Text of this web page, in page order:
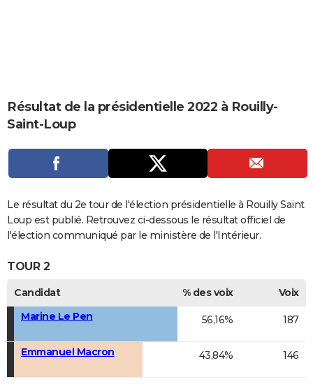
CARTE DE VOEUX
Carte de Noël
Carte Bonne année
Carte Saint-Valentin
Carte Pâques
Carte d'anniversaire
DICTIONNAIRE
Dictionnaire
Biographies
Expressions
Proverbes
PROGRAMME TV
S'inscrire
Se connecter
Lycées
Collèges
Primaires
Universités
Entreprises
Service militaire
Avis de recherche
AVIS DE DÉCÈS
Bricolage
Lifestyle
Culture
Sport
Auto
Television
Voyage
Cinema
Résultat de la présidentielle 2022 à Rouilly-
Saint-Loup
Le résultat du 2e tour de l'élection présidentielle à Rouilly Saint
Loup est publié. Retrouvez ci-dessous le résultat officiel de
l'élection communiqué par le ministère de l'Intérieur.
TOUR 2
Candidat % des voix
Voix
Marine Le Pen
56,16% 187
Emmanuel Macron 43,84% 146